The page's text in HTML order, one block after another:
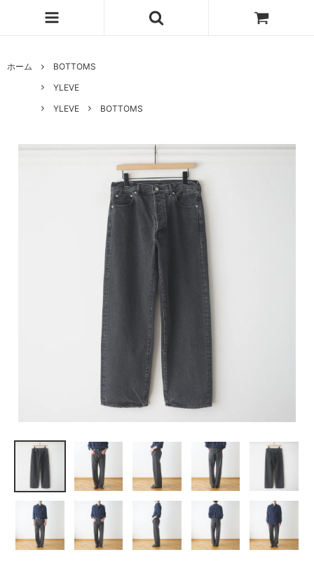
ホーム
BOTTOMS
YLEVE
YLEVE
BOTTOMS